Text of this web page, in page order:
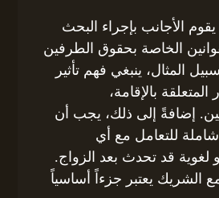
الأجانب بإجراء البحث
الخاصة بحقوق الطرفين
المثال، ينبغي فهم تأثير
بالإقامة،
إضافةً إلى ذلك، يجب أن
للتعامل مع أي
لغوية قد تحدث بعد الزواج.
الشريك يعتبر جزءاً أساسياً